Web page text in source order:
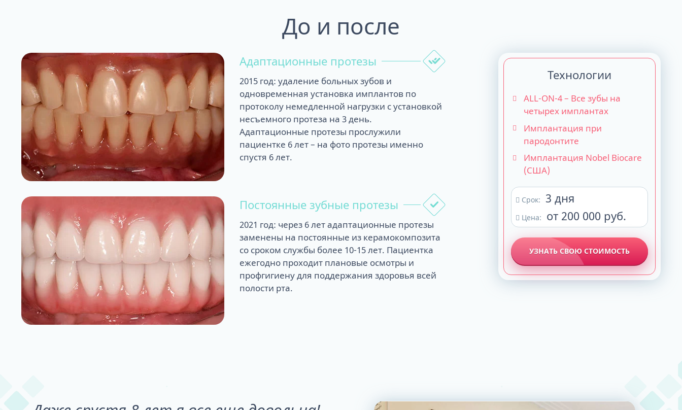
До и после
Адаптационные протезы
2015 год: удаление больных зубов и
одновременная установка имплантов по
протоколу немедленной нагрузки с установкой
несъемного протеза на 3 день.
Адаптационные протезы прослужили
пациентке 6 лет – на фото протезы именно
спустя 6 лет.
Постоянные зубные протезы
2021 год: через 6 лет адаптационные протезы
заменены на постоянные из керамокомпозита
со сроком службы более 10-15 лет. Пациентка
ежегодно проходит плановые осмотры и
профгигиену для поддержания здоровья всей
полости рта.
Технологии
ALL-ON-4 – Все зубы на
четырех имплантах
Имплантация при
пародонтите
Имплантация Nobel Biocare
(США)
Срок: 3 дня
Цена: от 200 000 руб.
УЗНАТЬ СВОЮ СТОИМОСТЬ